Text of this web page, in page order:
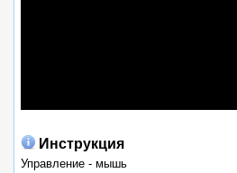
Инструкция
Управление - мышь